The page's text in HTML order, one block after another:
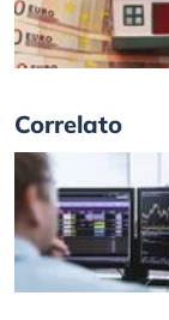
Correlato